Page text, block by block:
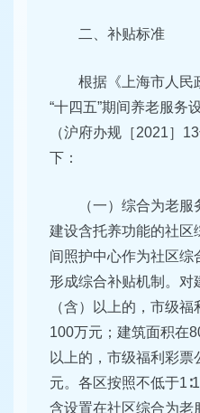
二、补贴标准
根据《上海市人民
“十四五”期间养老服务
（沪府办规［2021］
下：
（一）综合为老
建设含托养功能的社区
间照护中心作为社区综
形成综合补贴机制。对
（含）以上的，市级
100万元；建筑面积在
以上的，市级福利彩
元。各区按照不低于
含设置在社区综合为老